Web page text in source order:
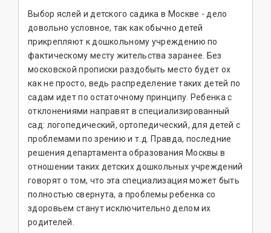
Выбор яслей и детского садика в Москве - дело
довольно условное, так как обычно детей
прикрепляют к дошкольному учреждению по
фактическому месту жительства заранее. Без
московской прописки раздобыть место будет ох
как не просто, ведь распределение таких детей по
садам идет по остаточному принципу. Ребенка с
отклонениями направят в специализированный
сад: логопедический, ортопедический, для детей с
проблемами по зрению и т.д. Правда, последние
решения департамента образования Москвы в
отношении таких детских дошкольных учреждений
говорят о том, что эта специализация может быть
полностью свернута, а проблемы ребенка со
здоровьем станут исключительно делом их
родителей.